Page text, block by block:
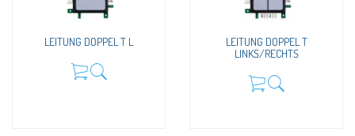
LEITUNG DOPPEL T L
LEITUNG DOPPEL T
LINKS/RECHTS